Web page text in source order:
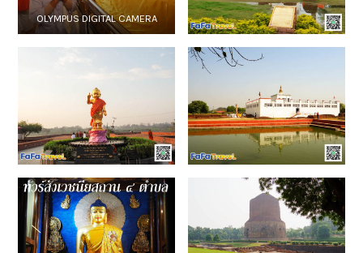
OLYMPUS DIGITAL CAMERA